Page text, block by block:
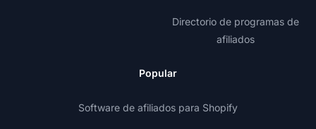
Directorio de programas de
afiliados
Popular
Software de afiliados para Shopify